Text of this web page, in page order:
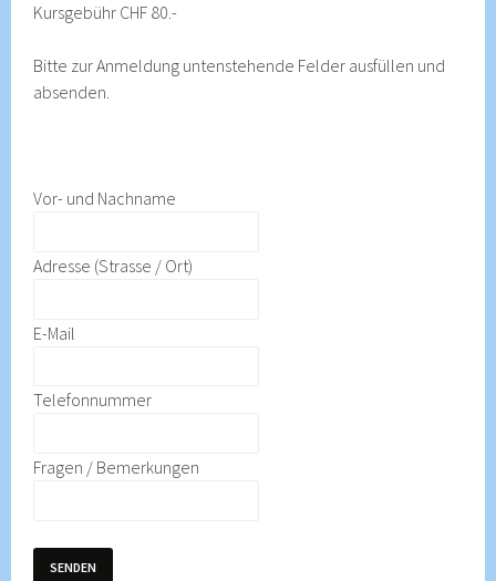
Kursgebühr CHF 80.-
Bitte zur Anmeldung untenstehende Felder ausfüllen und
absenden.
Vor- und Nachname
Adresse (Strasse / Ort)
E-Mail
Telefonnummer
Fragen / Bemerkungen
SENDEN